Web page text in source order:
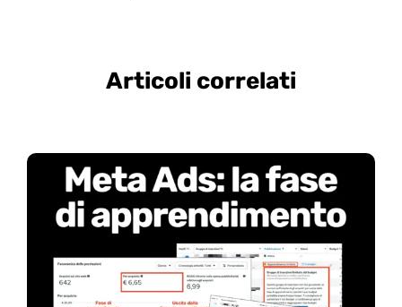
Articoli correlati